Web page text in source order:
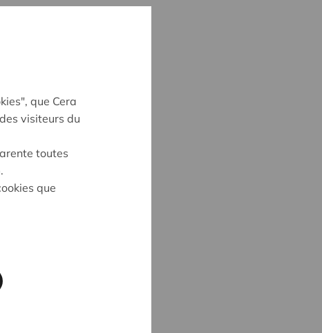
que Cera
visiteurs du
toutes
que